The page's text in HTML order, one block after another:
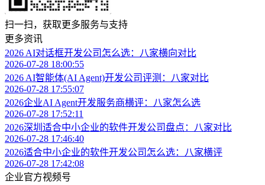
扫一扫，获取更多服务与支持
更多资讯
2026 AI对话框开发公司怎么选：八家横向对比
2026-07-28 18:00:55
2026 AI智能体(AI Agent)开发公司评测：八家对比
2026-07-28 17:55:07
2026企业AI Agent开发服务商横评：八家怎么选
2026-07-28 17:52:11
2026深圳适合中小企业的软件开发公司盘点：八家对比
2026-07-28 17:46:40
2026适合中小企业的软件开发公司怎么选：八家横评
2026-07-28 17:42:08
企业官方视频号